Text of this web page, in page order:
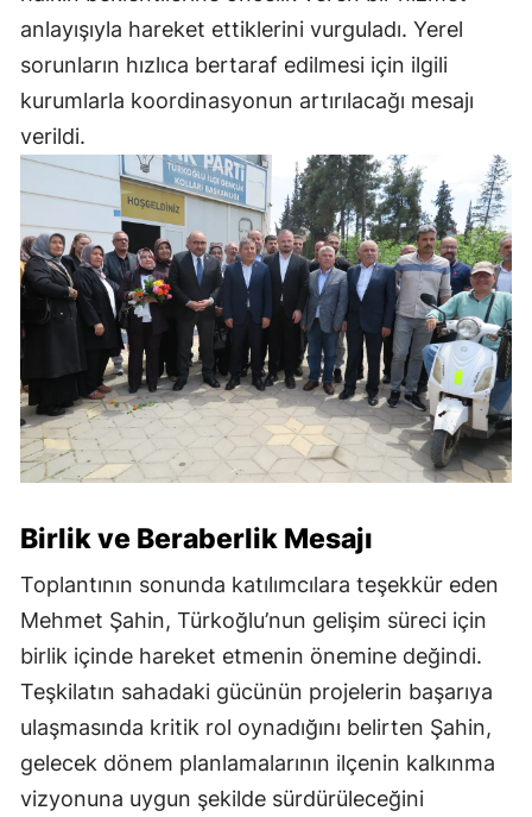
anlayışıyla hareket ettiklerini vurguladı. Yerel
sorunların hızlıca bertaraf edilmesi için ilgili
kurumlarla koordinasyonun artırılacağı mesajı
verildi.
Birlik ve Beraberlik Mesajı
Toplantının sonunda katılımcılara teşekkür eden
Mehmet Şahin, Türkoğlu’nun gelişim süreci için
birlik içinde hareket etmenin önemine değindi.
Teşkilatın sahadaki gücünün projelerin başarıya
ulaşmasında kritik rol oynadığını belirten Şahin,
gelecek dönem planlamalarının ilçenin kalkınma
vizyonuna uygun şekilde sürdürüleceğini